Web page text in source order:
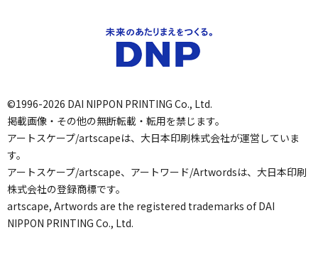
©1996-2026 DAI NIPPON PRINTING Co., Ltd.
掲載画像・その他の無断転載・転用を禁じます。
アートスケープ/artscapeは、大日本印刷株式会社が運営していま
す。
アートスケープ/artscape、アートワード/Artwordsは、大日本印刷
株式会社の登録商標です。
artscape, Artwords are the registered trademarks of DAI
NIPPON PRINTING Co., Ltd.